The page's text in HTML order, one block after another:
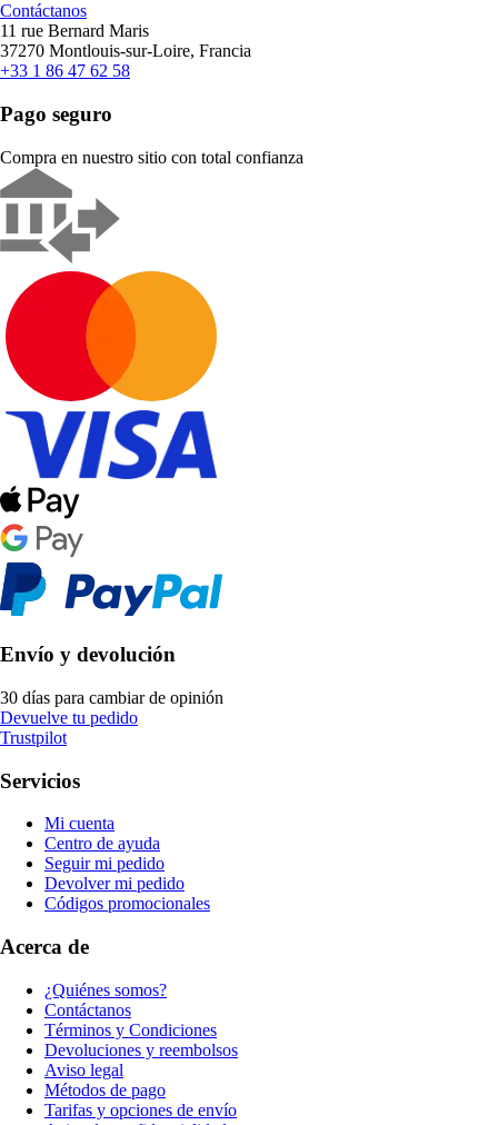
Contáctanos
11 rue Bernard Maris
37270 Montlouis-sur-Loire, Francia
+33 1 86 47 62 58
Pago seguro
Compra en nuestro sitio con total confianza
Envío y devolución
30 días para cambiar de opinión
Devuelve tu pedido
Trustpilot
Servicios
Mi cuenta
Centro de ayuda
Seguir mi pedido
Devolver mi pedido
Códigos promocionales
Acerca de
¿Quiénes somos?
Contáctanos
Términos y Condiciones
Devoluciones y reembolsos
Aviso legal
Métodos de pago
Tarifas y opciones de envío